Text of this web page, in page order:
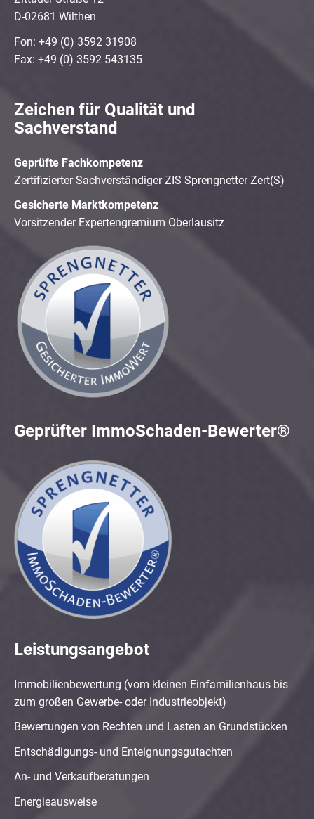
D-02681 Wilthen
Fon: +49 (0) 3592 31908
Fax: +49 (0) 3592 543135
Zeichen für Qualität und
Sachverstand
Geprüfte Fachkompetenz
Zertifizierter Sachverständiger ZIS Sprengnetter Zert(S)
Gesicherte Marktkompetenz
Vorsitzender Expertengremium Oberlausitz
Geprüfter ImmoSchaden-Bewerter®
Leistungsangebot
Immobilienbewertung (vom kleinen Einfamilienhaus bis
zum großen Gewerbe- oder Industrieobjekt)
Bewertungen von Rechten und Lasten an Grundstücken
Entschädigungs- und Enteignungsgutachten
An- und Verkaufberatungen
Energieausweise